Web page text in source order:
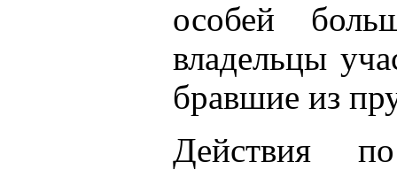
особей
владельцы
бравшие из
Действия